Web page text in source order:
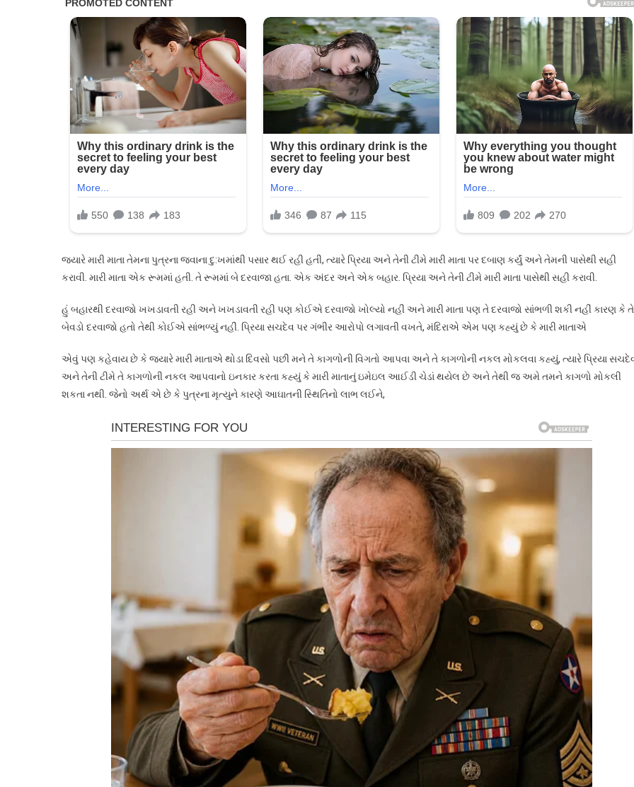
જ્યારે મારી માતા તેમના પુત્રના જવાના દુ:ખમાંથી પસાર થઈ રહી હતી, ત્યારે પ્રિયા અને તેની ટીમે મારી માતા પર દબાણ કર્યું અને તેમની પાસેથી સહી
કરાવી. મારી માતા એક રૂમમાં હતી. તે રૂમમાં બે દરવાજા હતા. એક અંદર અને એક બહાર. પ્રિયા અને તેની ટીમે મારી માતા પાસેથી સહી કરાવી.
હું બહારથી દરવાજો ખખડાવતી રહી અને ખખડાવતી રહી પણ કોઈએ દરવાજો ખોલ્યો નહીં અને મારી માતા પણ તે દરવાજો સાંભળી શકી નહીં કારણ કે તે
બેવડો દરવાજો હતો તેથી કોઈએ સાંભળ્યું નહીં. પ્રિયા સચદેવ પર ગંભીર આરોપો લગાવતી વખતે, મંદિરાએ એમ પણ કહ્યું છે કે મારી માતાએ
એવું પણ કહેવાય છે કે જ્યારે મારી માતાએ થોડા દિવસો પછી મને તે કાગળોની વિગતો આપવા અને તે કાગળોની નકલ મોકલવા કહ્યું, ત્યારે પ્રિયા
અને તેની ટીમે તે કાગળોની નકલ આપવાનો ઇનકાર કરતા કહ્યું કે મારી માતાનું ઇમેઇલ આઈડી ચેડાં થયેલ છે અને તેથી જ અમે તમને કાગળો મોકલી
શકતા નથી. જેનો અર્થ એ છે કે પુત્રના મૃત્યુને કારણે આઘાતની સ્થિતિનો લાભ લઈને,